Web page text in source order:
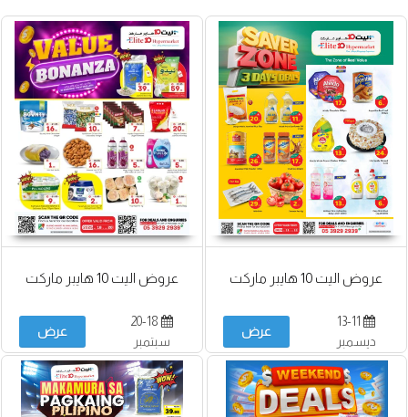
عروض اليت 10 هايبر ماركت
13-11
ديسمبر
عرض
عروض اليت 10 هايبر ماركت
20-18
سبتمبر
عرض